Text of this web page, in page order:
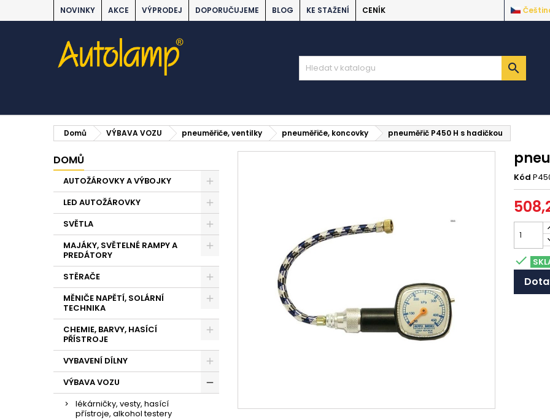
NOVINKY AKCE VÝPRODEJ DOPORUČUJEME BLOG KE STAŽENÍ CENÍK

Domů VÝBAVA VOZU pneuměřiče, ventilky pneuměřiče, koncovky pneuměřič P450 H s hadičkou
DOMŮ
AUTOŽÁROVKY A VÝBOJKY
LED AUTOŽÁROVKY
SVĚTLA
MAJÁKY, SVĚTELNÉ RAMPY A
PREDÁTORY
STĚRAČE
MĚNIČE NAPĚTÍ, SOLÁRNÍ
TECHNIKA
CHEMIE, BARVY, HASÍCÍ
PŘÍSTROJE
VYBAVENÍ DÍLNY
VÝBAVA VOZU
lékárničky, vesty, hasící
přístroje, alkohol testery
Kód
